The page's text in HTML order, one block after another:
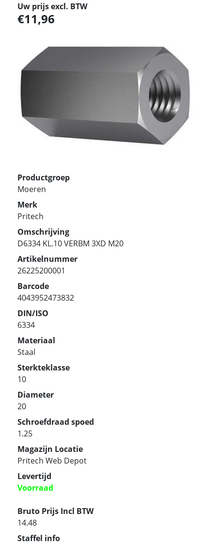
Uw prijs excl. BTW
11,96
Productgroep
Moeren
Merk
Pritech
Omschrijving
D6334 KL.10 VERBM 3XD M20
Artikelnummer
26225200001
Barcode
4043952473832
DIN/ISO
6334
Materiaal
Staal
Sterkteklasse
10
Diameter
20
Schroefdraad spoed
1.25
Magazijn Locatie
Pritech Web Depot
Levertijd
Voorraad
Bruto Prijs Incl BTW
14.48
Staffel info